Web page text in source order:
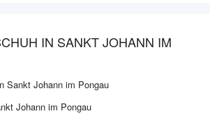
IN SANKT JOHANN IM
Sankt Johann im Pongau
Johann im Pongau